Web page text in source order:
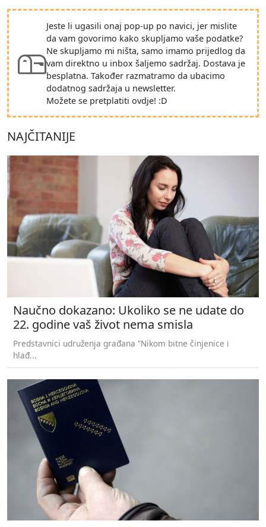
Jeste li ugasili onaj pop-up po navici, jer mislite
da vam govorimo kako skupljamo vaše podatke?
Ne skupljamo mi ništa, samo imamo prijedlog da
vam direktno u inbox šaljemo sadržaj. Dostava je
besplatna. Također razmatramo da ubacimo
dodatnog sadržaja u newsletter.
Možete se pretplatiti ovdje! :D
NAJČITANIJE
Naučno dokazano: Ukoliko se ne udate do
22. godine vaš život nema smisla
Predstavnici udruženja građana “Nikom bitne činjenice i
hlađ...